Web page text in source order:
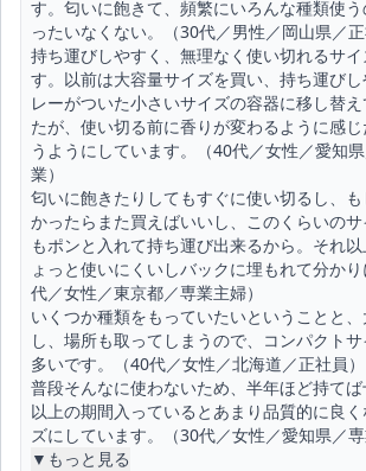
す。匂いに飽きて、頻繁にいろんな種類使
ったいなくない。（30代／男性／岡山県／正
持ち運びしやすく、無理なく使い切れるサ
す。以前は大容量サイズを買い、持ち運び
レーがついた小さいサイズの容器に移し替
たが、使い切る前に香りが変わるように感
うようにしています。（40代／女性／愛知
業）
匂いに飽きたりしてもすぐに使い切るし、
かったらまた買えばいいし、このくらいの
もポンと入れて持ち運び出来るから。それ
ょっと使いにくいしバックに埋もれて分か
代／女性／東京都／専業主婦）
いくつか種類をもっていたいということと
し、場所も取ってしまうので、コンパクト
多いです。（40代／女性／北海道／正社員）
普段そんなに使わないため、半年ほど持て
以上の期間入っているとあまり品質的に良
ズにしています。（30代／女性／愛知県／専
▼もっと見る